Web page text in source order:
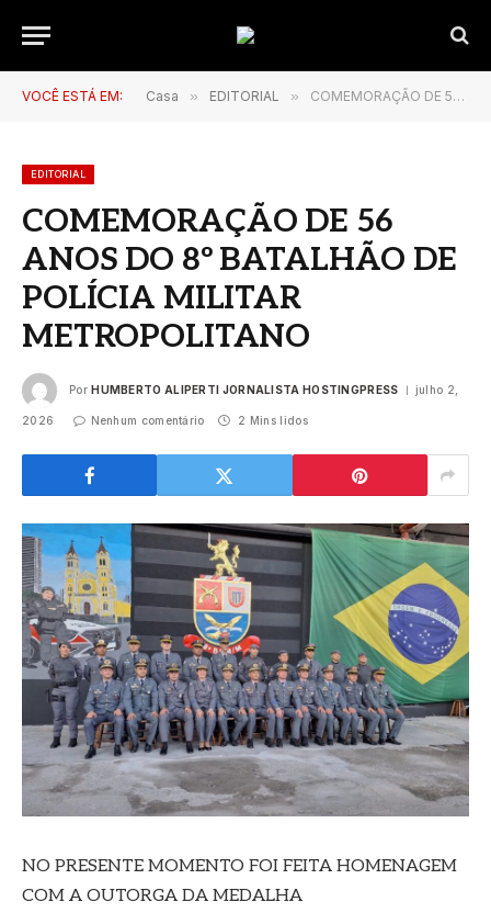
VOCÊ ESTÁ EM: Casa » EDITORIAL » COMEMORAÇÃO DE 56 ANOS DO 8º BATALHÃO DE POLÍCIA MILITAR METROPOLITANO
EDITORIAL
COMEMORAÇÃO DE 56
ANOS DO 8º BATALHÃO DE
POLÍCIA MILITAR
METROPOLITANO
Por HUMBERTO ALIPERTI JORNALISTA HOSTINGPRESS julho 2,
2026 Nenhum comentário 2 Mins lidos
NO PRESENTE MOMENTO FOI FEITA HOMENAGEM
COM A OUTORGA DA MEDALHA